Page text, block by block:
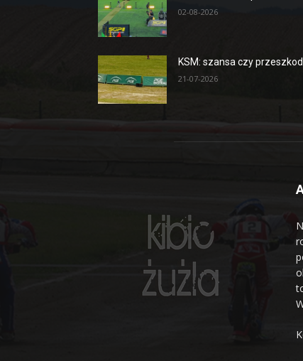
02-08-2026
KSM: szansa czy
21-07-2026